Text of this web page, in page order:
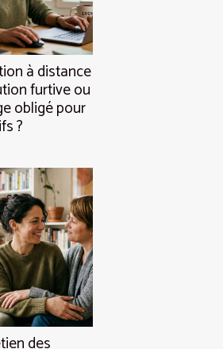
à distance
furtive ou
obligé pour
?
des